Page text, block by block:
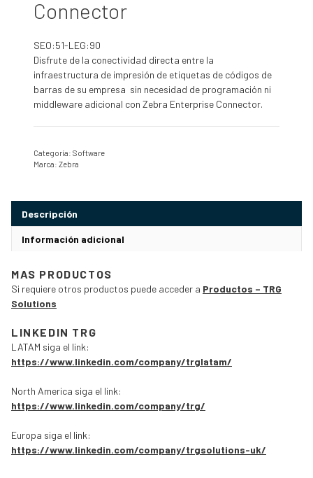
Connector
SEO:51-LEG:90
Disfrute de la conectividad directa entre la
infraestructura de impresión de etiquetas de códigos de
barras de su empresa sin necesidad de programación ni
middleware adicional con Zebra Enterprise Connector.
Categoría: Software
Marca: Zebra
Descripción
Información adicional
MAS PRODUCTOS
Si requiere otros productos puede acceder a Productos – TRG
Solutions
LINKEDIN TRG
LATAM siga el link:
https://www.linkedin.com/company/trglatam/
North America siga el link:
https://www.linkedin.com/company/trg/
Europa siga el link:
https://www.linkedin.com/company/trgsolutions-uk/